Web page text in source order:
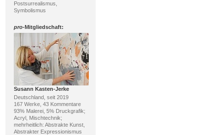
Postsurrealismus,
Symbolismus
pro-Mitgliedschaft:
Susann Kasten-Jerke
Deutschland, seit 2019
167 Werke, 43 Kommentare
93% Malerei, 5% Druckgrafik;
Acryl, Mischtechnik;
mehrheitlich: Abstrakte Kunst,
Abstrakter Expressionismus